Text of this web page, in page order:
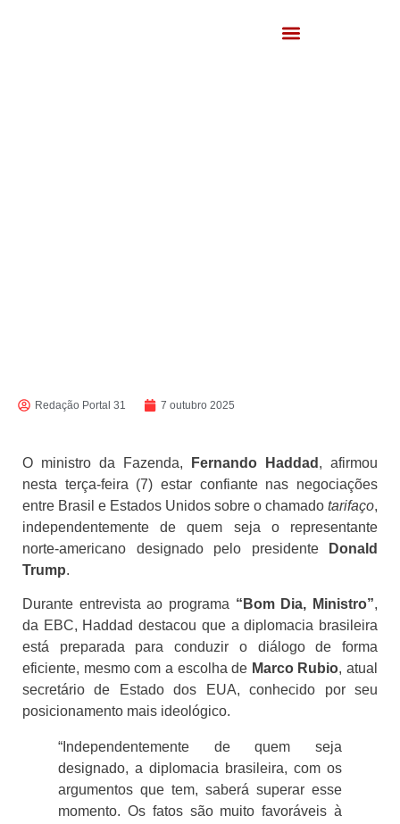
Redação Portal 31 7 outubro 2025
O ministro da Fazenda, Fernando Haddad , afirmou
nesta terça-feira (7) estar confiante nas negociações
entre Brasil e Estados Unidos sobre o chamado tarifaço,
independentemente de quem seja o representante
norte-americano designado pelo presidente
Donald
Trump.
Durante entrevista ao programa “Bom Dia, Ministro”,
da EBC, Haddad destacou que a diplomacia brasileira
está preparada para conduzir o diálogo de forma
eficiente, mesmo com a escolha de Marco Rubio, atual
secretário de Estado dos EUA, conhecido por seu
posicionamento mais ideológico.
“Independentemente de quem seja
designado, a diplomacia brasileira, com os
argumentos que tem, saberá superar esse
momento. Os fatos são muito favoráveis à